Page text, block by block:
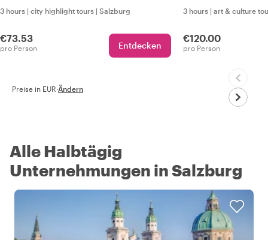
3 hours | city highlight tours | Salzburg
€73.53
pro Person Entdecken
Fotografen
3 hours | art & culture
€120.00
pro Person
Preise in EUR·Ändern
Alle Halbtägig
Unternehmungen in Salzburg